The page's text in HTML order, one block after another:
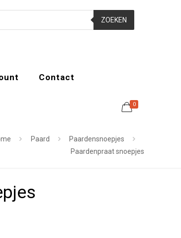
Contact
ZOEKEN
0
Paard
Paardensnoepjes
Paardenpraat snoepjes